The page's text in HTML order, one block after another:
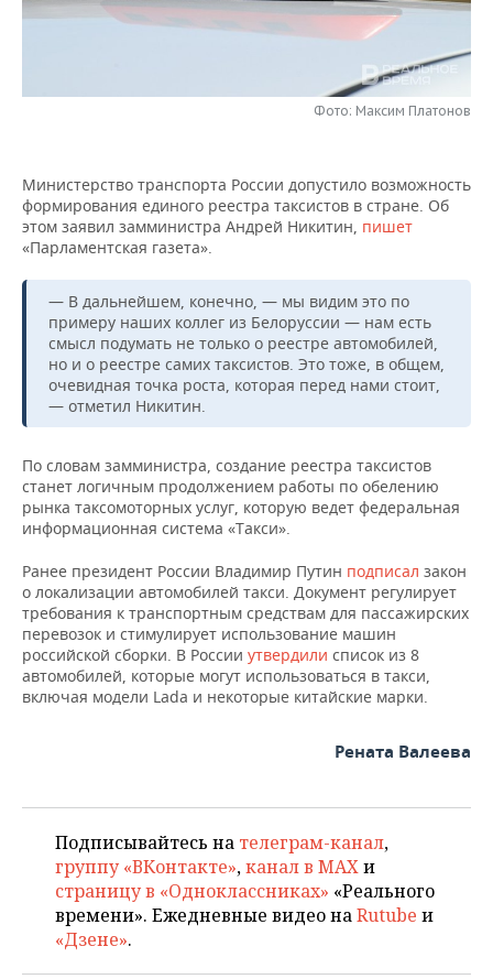
НЕФТЕХИМИЯ
ТРАНСПОРТ
IT
ТЕЛЕКОММУНИКАЦИИ
НОВОСТИ МЕРОПРИЯТИЙ
БИЗНЕС-БРАНЧИ
ONLINE-КОНФЕРЕНЦИИ
ОТКРЫТАЯ ЛЕКЦИЯ
СПОРТ
ФУТБОЛ
ХОККЕЙ
БАСКЕТБОЛ
ВОЛЕЙБОЛ
КИБЕРСПОРТ
ВОДНЫЕ ВИДЫ СПОРТА
НОВОСТИ ОБЩЕСТВА
ВЛАСТЬ
ИНФРАСТРУКТУРА
ИСТОРИЯ
КУЛЬТУРА
ОБРАЗОВАНИЕ
ФОТОГАЛЕРЕЯ
СЮЖЕТЫ
СПРАВОЧНИК
СПИСОК ПЕРСОН
СПИСОК КОМПАНИЙ
ПОЛНАЯ ВЕРСИЯ
Фото: Максим Платонов
Министерство транспорта России допустило возможность
формирования единого реестра таксистов в стране. Об
этом заявил замминистра Андрей Никитин, пишет
«Парламентская газета».
— В дальнейшем, конечно, — мы видим это по
примеру наших коллег из Белоруссии — нам есть
смысл подумать не только о реестре автомобилей,
но и о реестре самих таксистов. Это тоже, в общем,
очевидная точка роста, которая перед нами стоит,
— отметил Никитин.
По словам замминистра, создание реестра таксистов
станет логичным продолжением работы по обелению
рынка таксомоторных услуг, которую ведет федеральная
информационная система «Такси».
Ранее президент России Владимир Путин подписал закон
о локализации автомобилей такси. Документ регулирует
требования к транспортным средствам для пассажирских
перевозок и стимулирует использование машин
российской сборки. В России утвердили список из 8
автомобилей, которые могут использоваться в такси,
включая модели Lada и некоторые китайские марки.
Рената Валеева
Подписывайтесь на телеграм-канал,
группу «ВКонтакте»,канал в MAXи
страницу в «Одноклассниках» «Реального
времени». Ежедневные видео наRutube и
«Дзене».